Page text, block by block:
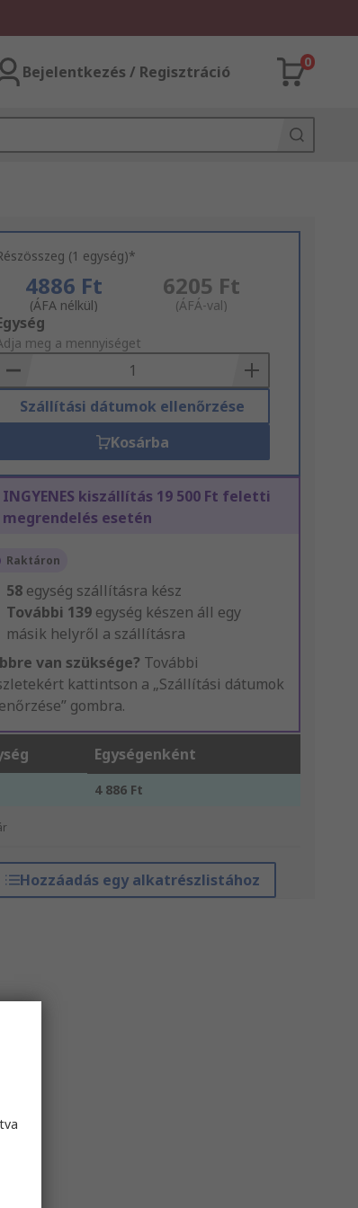
Bejelentkezés / Regisztráció
0
(1 egység)*
4886 Ft
(ÁFA nélkül)
6205 Ft
(ÁFÁ-val)
Basket
meg a mennyiséget
Szállítási dátumok ellenőrzése
Kosárba
INGYENES kiszállítás 19 500 Ft feletti
megrendelés esetén
Raktáron
58 egység szállításra kész
További 139 egység készen áll egy
másik helyről a szállításra
van szüksége? További
kattintson a „Szállítási dátumok
gombra.
Egységenként
4 886 Ft
Hozzáadás egy alkatrészlistához